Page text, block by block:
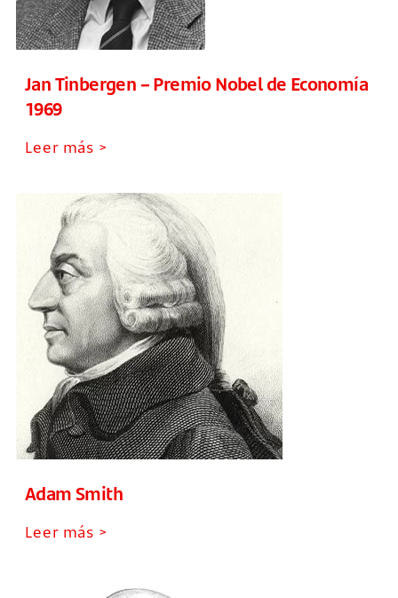
Jan Tinbergen – Premio Nobel de Economía
1969
Leer más >
Adam Smith
Leer más >